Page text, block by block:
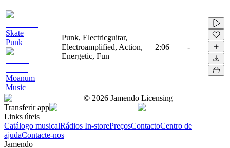
Skate
Punk
Moanum
Music
Punk, Electricguitar,
Electroamplified, Action,
Energetic, Fun
2:06 -
© 2026 Jamendo Licensing
Transferir app
Links úteis
Catálogo musicalRádios In-storePreçosContactoCentro de
ajudaContacte-nos
Jamendo